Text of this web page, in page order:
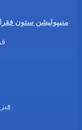
منیپولیشن ستون